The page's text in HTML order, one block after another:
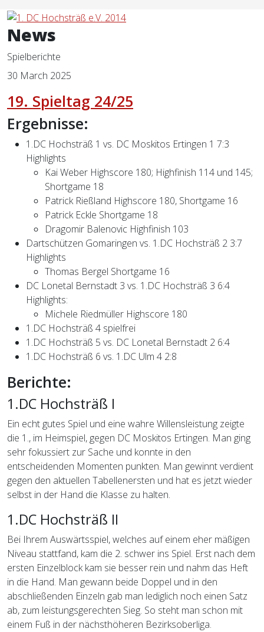
News
Spielberichte
30 March 2025
19. Spieltag 24/25
Ergebnisse:
1.DC Hochsträß 1 vs. DC Moskitos Ertingen 1 7:3
Highlights
Kai Weber Highscore 180; Highfinish 114 und 145;
Shortgame 18
Patrick Rießland Highscore 180, Shortgame 16
Patrick Eckle Shortgame 18
Dragomir Balenovic Highfinish 103
Dartschützen Gomaringen vs. 1.DC Hochsträß 2 3:7
Highlights
Thomas Bergel Shortgame 16
DC Lonetal Bernstadt 3 vs. 1.DC Hochsträß 3 6:4
Highlights:
Michele Riedmüller Highscore 180
1.DC Hochsträß 4 spielfrei
1.DC Hochsträß 5 vs. DC Lonetal Bernstadt 2 6:4
1.DC Hochsträß 6 vs. 1.DC Ulm 4 2:8
Berichte:
1.DC Hochsträß I
Ein echt gutes Spiel und eine wahre Willensleistung zeigte
die 1., im Heimspiel, gegen DC Moskitos Ertingen. Man ging
sehr fokussiert zur Sache und konnte in den
entscheidenden Momenten punkten. Man gewinnt verdient
gegen den aktuellen Tabellenersten und hat es jetzt wieder
selbst in der Hand die Klasse zu halten.
1.DC Hochsträß II
Bei Ihrem Auswärtsspiel, welches auf einem eher mäßigen
Niveau stattfand, kam die 2. schwer ins Spiel. Erst nach dem
ersten Einzelblock kam sie besser rein und nahm das Heft
in die Hand. Man gewann beide Doppel und in den
abschließenden Einzeln gab man lediglich noch einen Satz
ab, zum leistungsgerechten Sieg. So steht man schon mit
einem Fuß in der nächsthöheren Bezirksoberliga.